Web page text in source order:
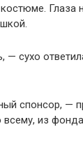
Глаза
— сухо
спонсор, —
из